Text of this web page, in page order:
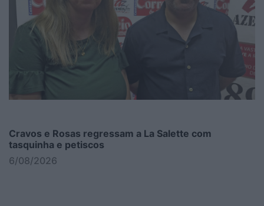
Cravos e Rosas regressam a La Salette com
tasquinha e petiscos
6/08/2026